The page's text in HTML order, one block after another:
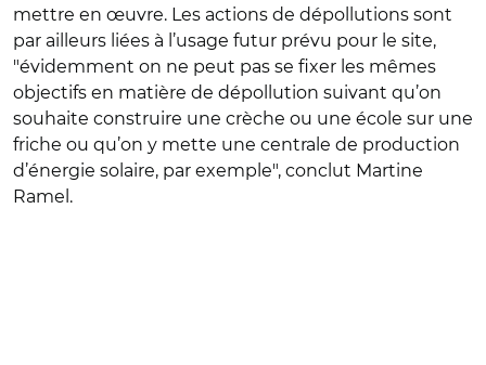
mettre en œuvre. Les actions de dépollutions sont
par ailleurs liées à l’usage futur prévu pour le site,
"évidemment on ne peut pas se fixer les mêmes
objectifs en matière de dépollution suivant qu’on
souhaite construire une crèche ou une école sur une
friche ou qu’on y mette une centrale de production
d’énergie solaire, par exemple", conclut Martine
Ramel.